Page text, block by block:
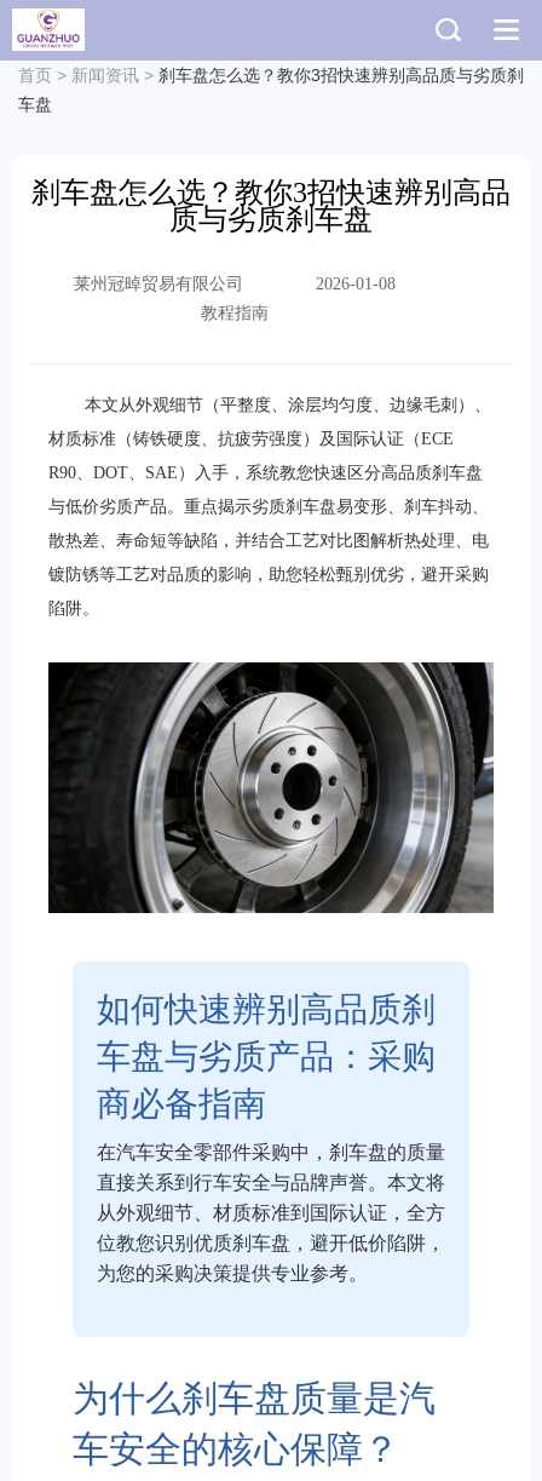
首页 > 新闻资讯 > 刹车盘怎么选？教你3招快速辨别高品质与劣质刹
车盘
刹车盘怎么选？教你3招快速辨别高品
质与劣质刹车盘
莱州冠晫贸易有限公司
2026-01-08
教程指南
本文从外观细节（平整度、涂层均匀度、边缘毛刺）、
材质标准（铸铁硬度、抗疲劳强度）及国际认证（ECE
R90、DOT、SAE）入手，系统教您快速区分高品质刹车盘
与低价劣质产品。重点揭示劣质刹车盘易变形、刹车抖动、
散热差、寿命短等缺陷，并结合工艺对比图解析热处理、电
镀防锈等工艺对品质的影响，助您轻松甄别优劣，避开采购
陷阱。
如何快速辨别高品质刹
车盘与劣质产品：采购
商必备指南
在汽车安全零部件采购中，刹车盘的质量
直接关系到行车安全与品牌声誉。本文将
从外观细节、材质标准到国际认证，全方
位教您识别优质刹车盘，避开低价陷阱，
为您的采购决策提供专业参考。
为什么刹车盘质量是汽
车安全的核心保障？